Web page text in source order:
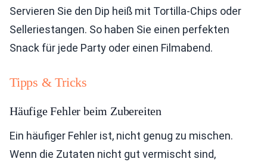
Servieren Sie den Dip heiß mit Tortilla-Chips oder
Selleriestangen. So haben Sie einen perfekten
Snack für jede Party oder einen Filmabend.
Tipps & Tricks
Häufige Fehler beim Zubereiten
Ein häufiger Fehler ist, nicht genug zu mischen.
Wenn die Zutaten nicht gut vermischt sind,